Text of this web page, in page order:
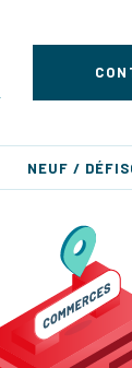
NEUF /